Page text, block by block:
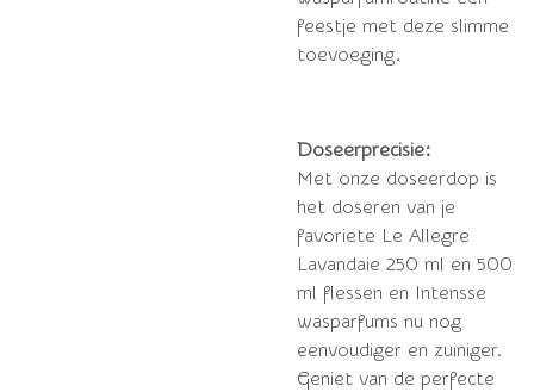
feestje met deze slimme
toevoeging.
Doseerprecisie:
Met onze doseerdop is
het doseren van je
favoriete Le Allegre
Lavandaie 250 ml en 500
ml flessen en Intensse
wasparfums nu nog
eenvoudiger en zuiniger.
Geniet van de perfecte